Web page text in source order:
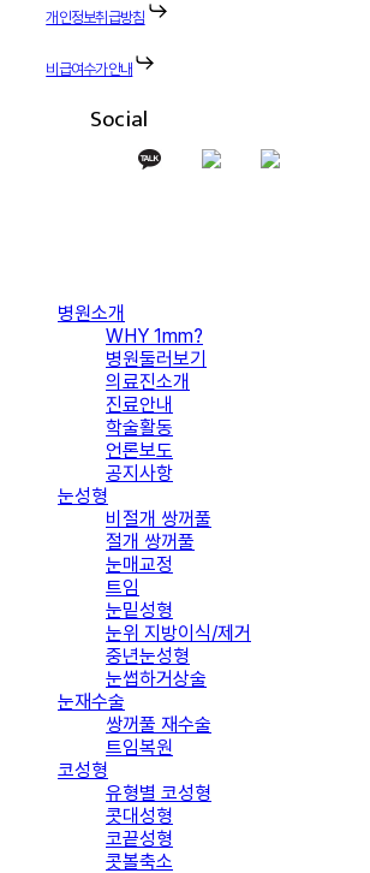
개인정보취급방침
비급여수가안내
Social
병원소개
WHY 1mm?
병원둘러보기
의료진소개
진료안내
학술활동
언론보도
공지사항
눈성형
비절개 쌍꺼풀
절개 쌍꺼풀
눈매교정
트임
눈밑성형
눈위 지방이식/제거
중년눈성형
눈썹하거상술
눈재수술
쌍꺼풀 재수술
트임복원
코성형
유형별 코성형
콧대성형
코끝성형
콧볼축소